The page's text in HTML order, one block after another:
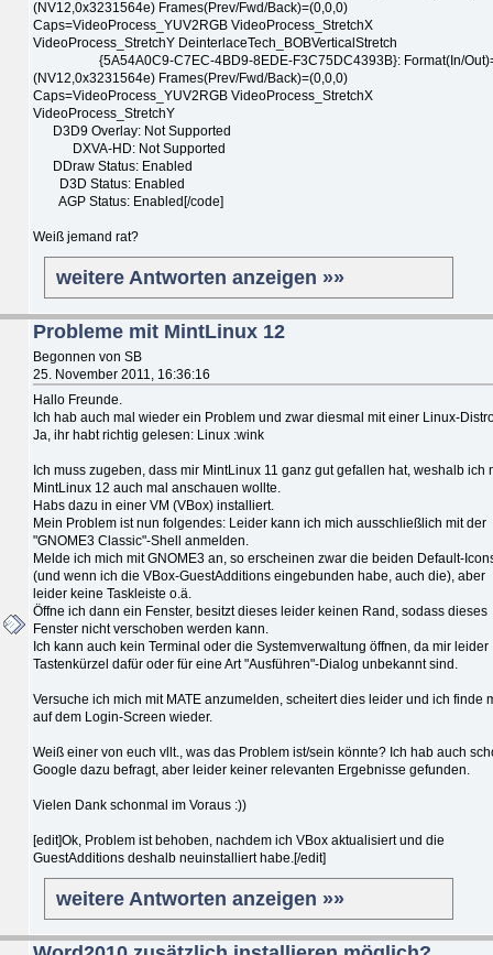
(NV12,0x3231564e) Frames(Prev/Fwd/Back)=(0,0,0)
Caps=VideoProcess_YUV2RGB VideoProcess_StretchX
VideoProcess_StretchY DeinterlaceTech_BOBVerticalStretch
{5A54A0C9-C7EC-4BD9-8EDE-F3C75DC4393B}: Format(In/
(NV12,0x3231564e) Frames(Prev/Fwd/Back)=(0,0,0)
Caps=VideoProcess_YUV2RGB VideoProcess_StretchX
VideoProcess_StretchY
D3D9 Overlay: Not Supported
DXVA-HD: Not Supported
DDraw Status: Enabled
D3D Status: Enabled
AGP Status: Enabled[/code]
Weiß jemand rat?
weitere Antworten anzeigen »»
Probleme mit MintLinux 12
Begonnen von SB
25. November 2011, 16:36:16
Hallo Freunde.
Ich hab auch mal wieder ein Problem und zwar diesmal mit einer Linux-
Ja, ihr habt richtig gelesen: Linux :wink
Ich muss zugeben, dass mir MintLinux 11 ganz gut gefallen hat, weshalb ich
MintLinux 12 auch mal anschauen wollte.
Habs dazu in einer VM (VBox) installiert.
Mein Problem ist nun folgendes: Leider kann ich mich ausschließlich mit der
"GNOME3 Classic"-Shell anmelden.
Melde ich mich mit GNOME3 an, so erscheinen zwar die beiden Default-
(und wenn ich die VBox-GuestAdditions eingebunden habe, auch die), aber
leider keine Taskleiste o.ä.
Öffne ich dann ein Fenster, besitzt dieses leider keinen Rand, sodass dieses
Fenster nicht verschoben werden kann.
Ich kann auch kein Terminal oder die Systemverwaltung öffnen, da mir leider
Tastenkürzel dafür oder für eine Art "Ausführen"-Dialog unbekannt sind.
Versuche ich mich mit MATE anzumelden, scheitert dies leider und ich finde
auf dem Login-Screen wieder.
Weiß einer von euch vllt., was das Problem ist/sein könnte? Ich hab auch
Google dazu befragt, aber leider keiner relevanten Ergebnisse gefunden.
Vielen Dank schonmal im Voraus :))
[edit]Ok, Problem ist behoben, nachdem ich VBox aktualisiert und die
GuestAdditions deshalb neuinstalliert habe.[/edit]
weitere Antworten anzeigen »»